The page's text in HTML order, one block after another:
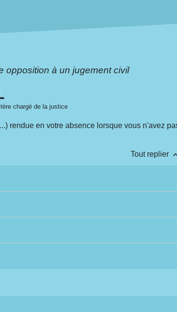
opposition à un jugement civil
chargé de la justice
rendue en votre absence lorsque vous n'avez
Tout replier